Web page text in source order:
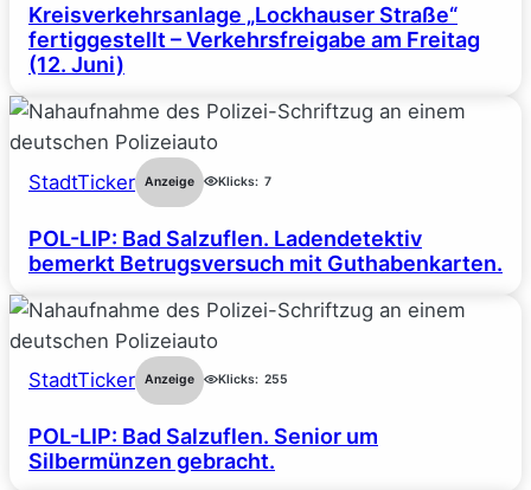
Kreisverkehrsanlage „Lockhauser Straße“
fertiggestellt – Verkehrsfreigabe am Freitag
(12. Juni)
StadtTicker Anzeige Klicks: 7
POL-LIP: Bad Salzuflen. Ladendetektiv
bemerkt Betrugsversuch mit Guthabenkarten.
StadtTicker Anzeige Klicks: 255
POL-LIP: Bad Salzuflen. Senior um
Silbermünzen gebracht.